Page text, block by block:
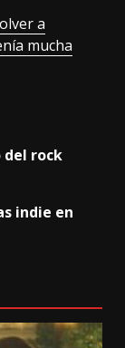
a
mucha
del rock
indie en